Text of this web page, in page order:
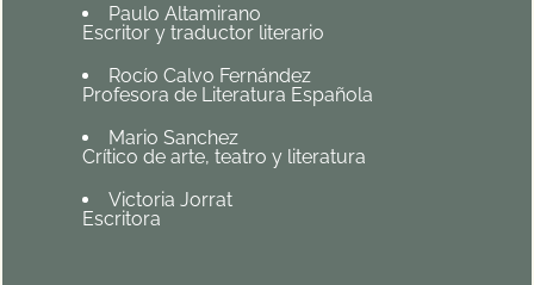
Paulo Altamirano
Escritor y traductor literario
Rocío Calvo Fernández
Profesora de Literatura Española
Mario Sanchez
Crítico de arte, teatro y literatura
Victoria Jorrat
Escritora